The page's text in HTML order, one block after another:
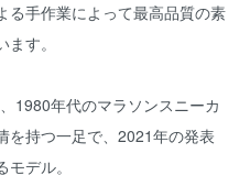
る手作業によって最高品質の素
す。
1980年代のマラソンスニーカ
を持つ一足で、2021年の発表
デル。